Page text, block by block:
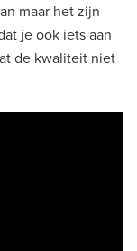
maar het zijn
je ook iets aan
de kwaliteit niet